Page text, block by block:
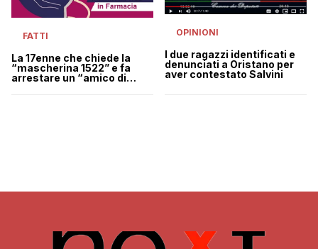
FATTI
La 17enne che chiede la
“mascherina 1522” e fa
arrestare un “amico di
OPINIONI
I due ragazzi identificati e
denunciati a Oristano per
aver contestato Salvini